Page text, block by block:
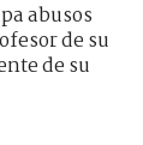
abusos
de su
de su